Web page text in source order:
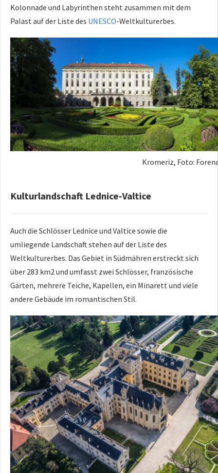
Kolonnade und Labyrinthen steht zusammen mit dem
Palast auf der Liste des UNESCO-Weltkulturerbes.
Kromeriz, Foto:
Kulturlandschaft Lednice-Valtice
Auch die Schlösser Lednice und Valtice sowie die
umliegende Landschaft stehen auf der Liste des
Weltkulturerbes. Das Gebiet in Südmähren erstreckt sich
über 283 km2 und umfasst zwei Schlösser, französische
Gärten, mehrere Teiche, Kapellen, ein Minarett und viele
andere Gebäude im romantischen Stil.